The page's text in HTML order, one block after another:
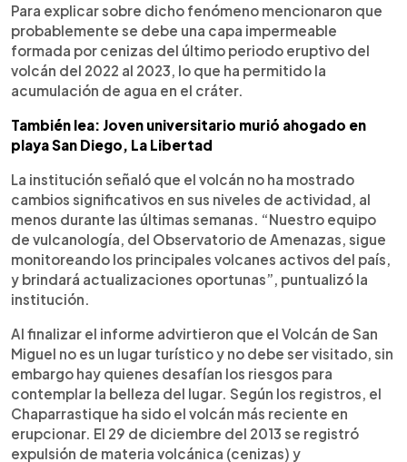
Para explicar sobre dicho fenómeno mencionaron que
probablemente se debe una capa impermeable
formada por cenizas del último periodo eruptivo del
volcán del 2022 al 2023, lo que ha permitido la
acumulación de agua en el cráter.
También lea: Joven universitario murió ahogado en
playa San Diego, La Libertad
La institución señaló que el volcán no ha mostrado
cambios significativos en sus niveles de actividad, al
menos durante las últimas semanas. “Nuestro equipo
de vulcanología, del Observatorio de Amenazas, sigue
monitoreando los principales volcanes activos del país,
y brindará actualizaciones oportunas”, puntualizó la
institución.
Al finalizar el informe advirtieron que el Volcán de San
Miguel no es un lugar turístico y no debe ser visitado, sin
embargo hay quienes desafían los riesgos para
contemplar la belleza del lugar. Según los registros, el
Chaparrastique ha sido el volcán más reciente en
erupcionar. El 29 de diciembre del 2013 se registró
expulsión de materia volcánica (cenizas) y